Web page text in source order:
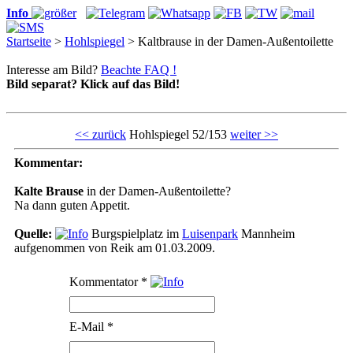
Info
Startseite > Hohlspiegel > Kaltbrause in der Damen-Außentoilette
Interesse am Bild? Beachte FAQ !
Bild separat? Klick auf das Bild!
<< zurück Hohlspiegel 52/153 weiter >>
Kommentar:
Kalte Brause in der Damen-Außentoilette?
Na dann guten Appetit.
Quelle: Burgspielplatz im Luisenpark Mannheim
aufgenommen von Reik am 01.03.2009.
Kommentator *
E-Mail *